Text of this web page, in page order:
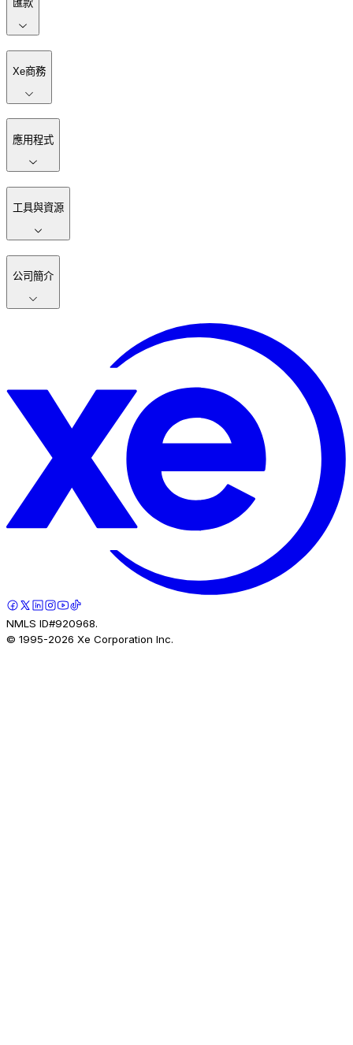
匯款
Xe商務
應用程式
工具與資源
公司簡介
NMLS ID#920968.
© 1995-2026 Xe Corporation Inc.